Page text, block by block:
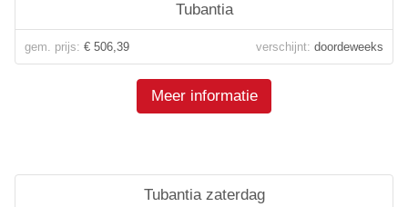
Tubantia
gem. prijs: € 506,39 verschijnt: doordeweeks
Meer informatie
Tubantia zaterdag